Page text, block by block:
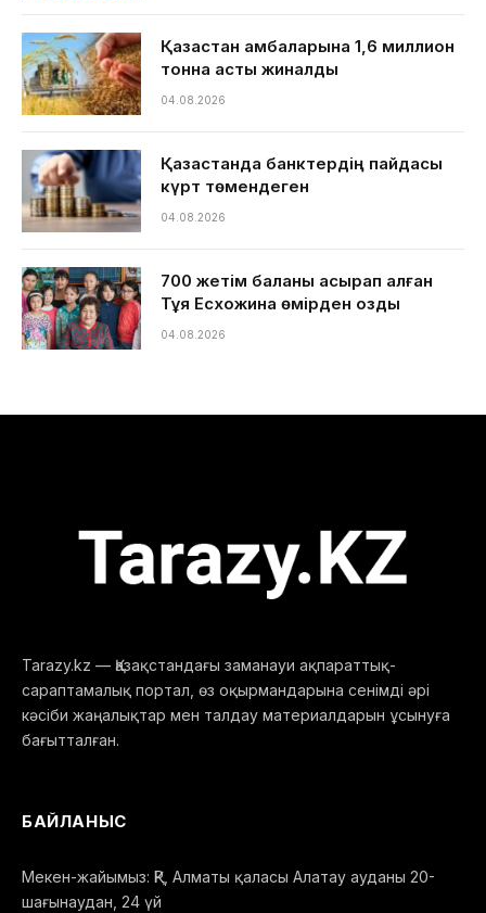
Қазақстан қамбаларына 1,6 миллион
тонна астық жиналды
04.08.2026
Қазақстанда банктердің пайдасы
күрт төмендеген
04.08.2026
700 жетім баланы асырап алған
Тұяқ Есхожина өмірден озды
04.08.2026
Tarazy.kz — Қазақстандағы заманауи ақпараттық-
сараптамалық портал, өз оқырмандарына сенімді әрі
кәсіби жаңалықтар мен талдау материалдарын ұсынуға
бағытталған.
БАЙЛАНЫС
Мекен-жайымыз: ҚР, Алматы қаласы Алатау ауданы 20-
шағынаудан, 24 үй